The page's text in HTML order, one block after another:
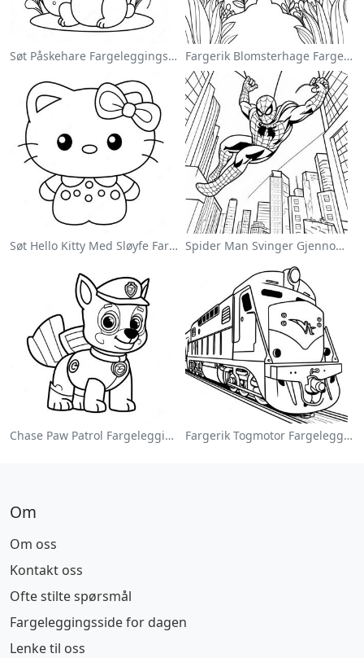
Søt Påskehare Fargeleggingsside Fargerik Blomsterhage Fargeleggingsside
Søt Hello Kitty Med Sløyfe Fargeleggingsside Spider Man Svinger Gjennom Byen Fargeleggingsside
Chase Paw Patrol Fargeleggingsside Fargerik Togmotor Fargeleggingsside
Om
Om oss
Kontakt oss
Ofte stilte spørsmål
Fargeleggingsside for dagen
Lenke til oss